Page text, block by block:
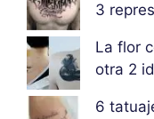
3
La flor
otra 2
6